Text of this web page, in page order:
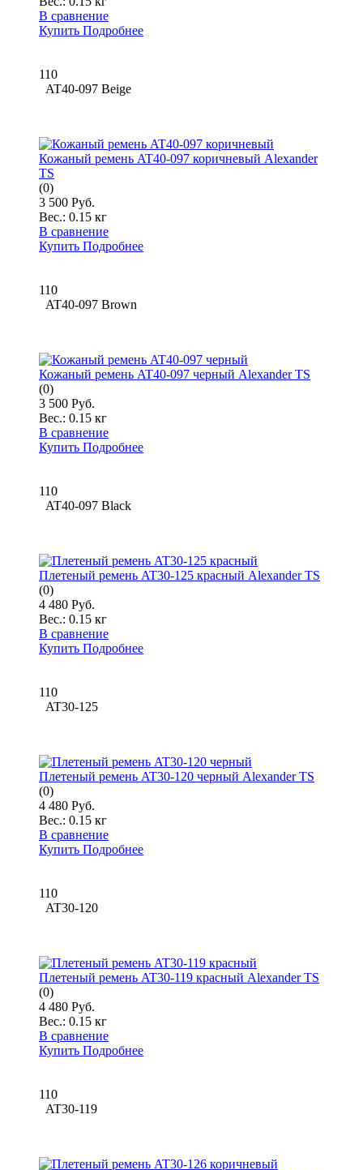
В сравнение
Купить Подробнее
110
AT40-097 Beige
Кожаный ремень AT40-097 коричневый Alexander
TS
(0)
3 500 Руб.
Вес.: 0.15 кг
В сравнение
Купить Подробнее
110
AT40-097 Brown
Кожаный ремень AT40-097 черный Alexander TS
(0)
3 500 Руб.
Вес.: 0.15 кг
В сравнение
Купить Подробнее
110
AT40-097 Black
Плетеный ремень AT30-125 красный Alexander TS
(0)
4 480 Руб.
Вес.: 0.15 кг
В сравнение
Купить Подробнее
110
AT30-125
Плетеный ремень AT30-120 черный Alexander TS
(0)
4 480 Руб.
Вес.: 0.15 кг
В сравнение
Купить Подробнее
110
AT30-120
Плетеный ремень AT30-119 красный Alexander TS
(0)
4 480 Руб.
Вес.: 0.15 кг
В сравнение
Купить Подробнее
110
AT30-119